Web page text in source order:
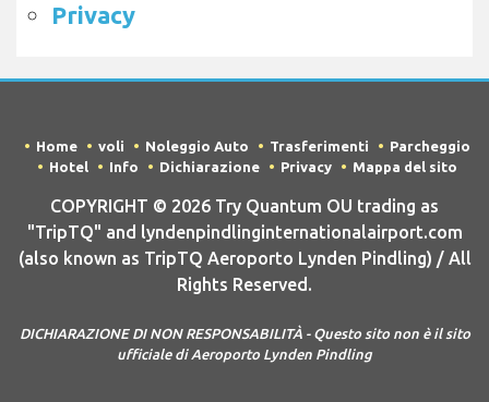
Privacy
Home voli Noleggio Auto Trasferimenti
Parcheggio
Hotel
Info Dichiarazione Privacy Mappa del sito
COPYRIGHT © 2026 Try Quantum OU trading as
"TripTQ" and lyndenpindlinginternationalairport.com
(also known as TripTQ Aeroporto Lynden Pindling) / All
Rights Reserved.
DICHIARAZIONE DI NON RESPONSABILITÀ - Questo sito non è il sito
ufficiale di Aeroporto Lynden Pindling